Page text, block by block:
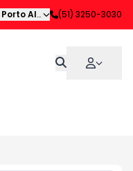
Porto Alegre- RS
(51) 3250-3030